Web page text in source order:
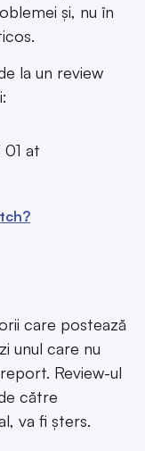
și, nu în
la un review
care postează
unul care nu
Review-ul
către
va fi șters.